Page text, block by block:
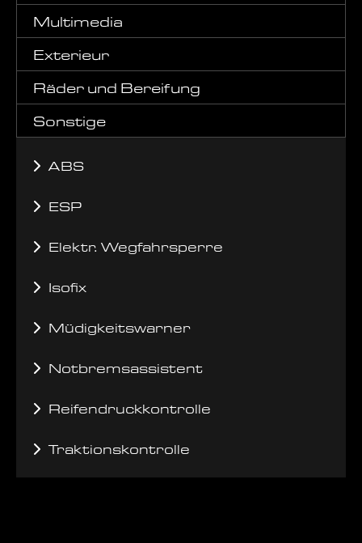
Multimedia
Exterieur
Räder und Bereifung
Sonstige
ABS
ESP
Elektr. Wegfahrsperre
Isofix
Müdigkeitswarner
Notbremsassistent
Reifendruckkontrolle
Traktionskontrolle